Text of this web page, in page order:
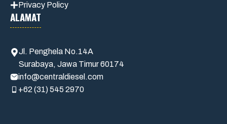
Privacy Policy
ALAMAT
Jl. Penghela No.14A
Surabaya, Jawa Timur 60174
info@centraldiesel.com
+62 (31) 545 2970